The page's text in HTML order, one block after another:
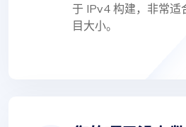
于 IPv4 构建，非常适
目大小。